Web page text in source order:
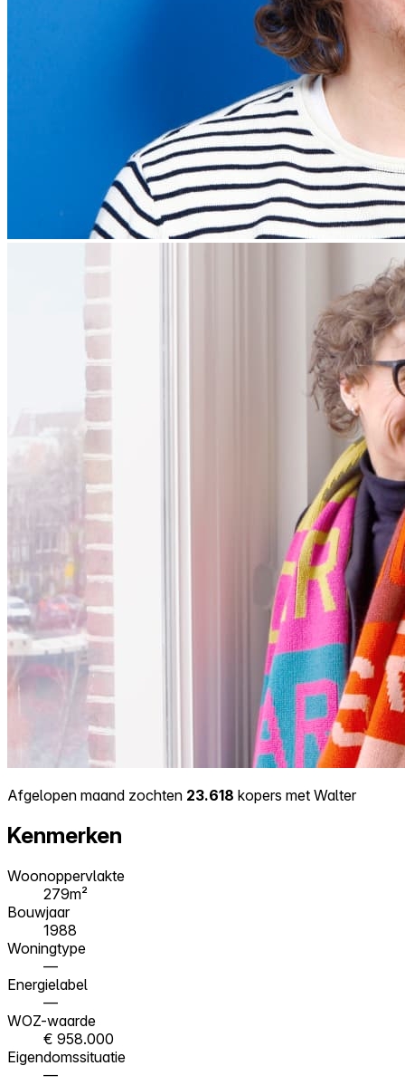
Afgelopen maand zochten 23.618 kopers met Walter
Kenmerken
Woonoppervlakte
279m²
Bouwjaar
1988
Woningtype
—
Energielabel
—
WOZ-waarde
€ 958.000
Eigendomssituatie
—